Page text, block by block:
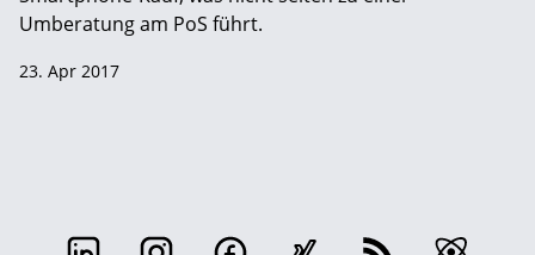
Umberatung am PoS führt.
23. Apr 2017